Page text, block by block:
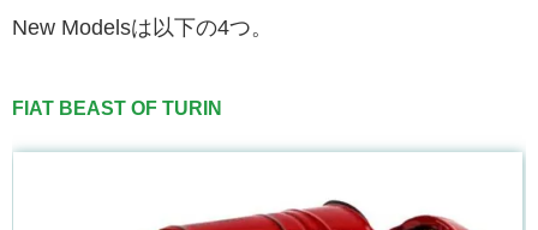
New Modelsは以下の4つ。
FIAT BEAST OF TURIN